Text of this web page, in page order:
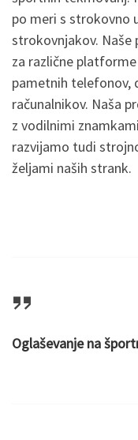
po meri s strokovno
strokovnjakov. Naše
za različne
pametnih telefonov,
računalnikov. Naša
z vodilnimi
razvijamo tudi
željami naših strank.
Oglaševanje na